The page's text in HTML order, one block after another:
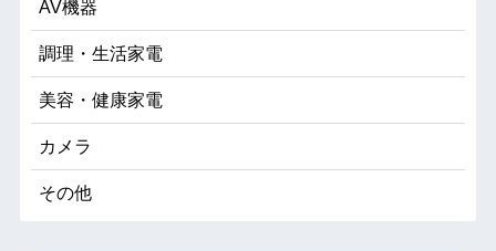
AV機器
調理・生活家電
美容・健康家電
カメラ
その他